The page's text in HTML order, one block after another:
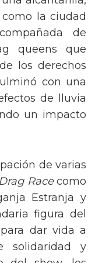
alcantarilla,
la ciudad
de
queens que
los derechos
con una
de lluvia
un impacto
de varias
Race
como
Estranja y
figura del
dar vida a
solidaridad y